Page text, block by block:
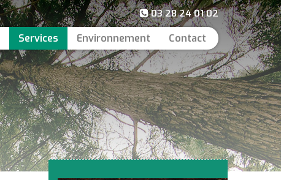
03 28 24 01 02
Services Environnement Contact